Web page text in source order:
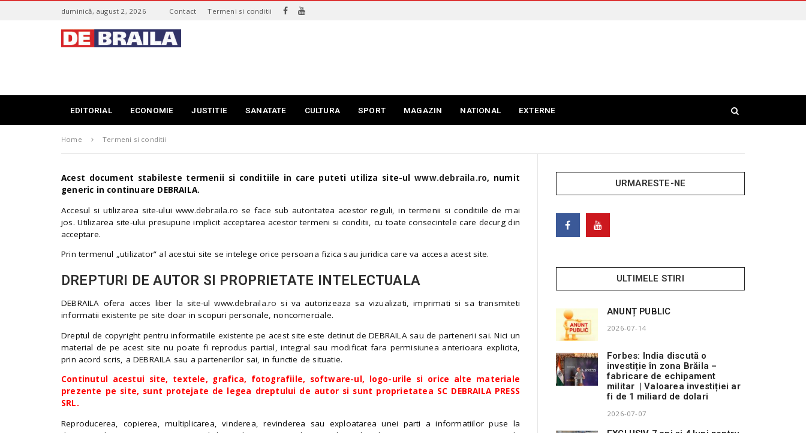
c
duminică, august 2, 2026 Contact Termeni si conditii
t
B
d
e
r
a
.
r
EDITORIAL ECONOMIE JUSTITIE SANATATE CULTURA SPORT MAGAZIN NATIONAL EXTERNE
Home Termeni si conditii
Acest document stabileste termenii si conditiile in care puteti utiliza site-ulwww.debraila.ro, numit
generic in continuare DEBRAILA.
Accesul si utilizarea site-ului www.debraila.ro se face sub autoritatea acestor reguli, in termenii si conditiile de mai
jos. Utilizarea site-ului presupune implicit acceptarea acestor termeni si conditii, cu toate consecintele care decurg din
acceptare.
Prin termenul „utilizator” al acestui site se intelege orice persoana fizica sau juridica care va accesa acest site.
DREPTURI DE AUTOR SI PROPRIETATE INTELECTUALA
DEBRAILA ofera acces liber la site-ulwww.debraila.ro si va autorizeaza sa vizualizati, imprimati si sa transmiteti
informatii existente pe site doar in scopuri personale, noncomerciale.
Dreptul de copyright pentru informatiile existente pe acest site este detinut de DEBRAILA sau de partenerii sai. Nici un
material de pe acest site nu poate fi reprodus partial, integral sau modificat fara permisiunea anterioara explicita,
prin acord scris, a DEBRAILA sau a partenerilor sai, in functie de situatie.
Continutul acestui site, textele, grafica, fotografiile, software-ul, logo-urile si orice alte materiale
prezente pe site, sunt protejate de legea dreptului de autor si sunt proprietatea SC DEBRAILA PRESS
SRL.
Reproducerea, copierea, multiplicarea, vinderea, revinderea sau exploatarea unei parti a informatiilor puse la
URMARESTE-NE
ULTIMELE STIRI
ANUNȚ PUBLIC
2026-07-14
Forbes: India discută o
investiție în zona Brăila –
fabricare de echipament
militar | Valoarea investiției ar
fi de 1 miliard de dolari
2026-07-07